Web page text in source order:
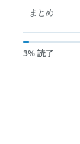
まとめ
3% 読了